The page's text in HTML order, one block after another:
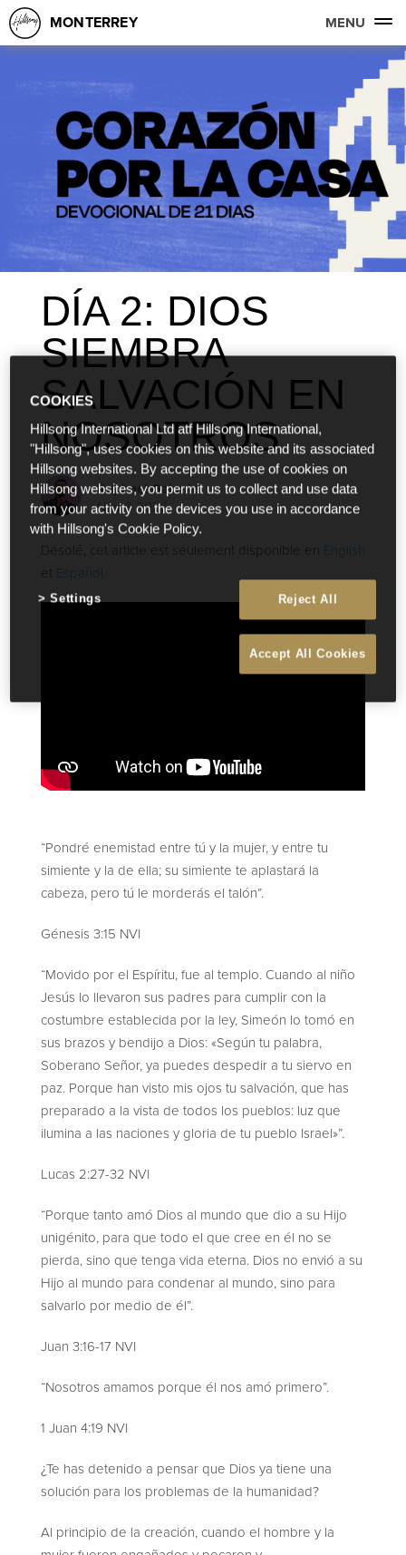
MONTERREY MENU
DÍA 2: DIOS
SIEMBRA
SALVACIÓN EN
NOSOTROS
Raphael Galante
Nov 8 2022
Désolé, cet article est seulement disponible en English
et Español.
“Pondré enemistad entre tú y la mujer, y entre tu
simiente y la de ella; su simiente te aplastará la
cabeza, pero tú le morderás el talón”.
Génesis 3:15 NVI
“Movido por el Espíritu, fue al templo. Cuando al niño
Jesús lo llevaron sus padres para cumplir con la
costumbre establecida por la ley, Simeón lo tomó en
sus brazos y bendijo a Dios: «Según tu palabra,
Soberano Señor, ya puedes despedir a tu siervo en
paz. Porque han visto mis ojos tu salvación, que has
preparado a la vista de todos los pueblos: luz que
ilumina a las naciones y gloria de tu pueblo Israel»”.
Lucas 2:27-32 NVI
“Porque tanto amó Dios al mundo que dio a su Hijo
unigénito, para que todo el que cree en él no se
pierda, sino que tenga vida eterna. Dios no envió a su
Hijo al mundo para condenar al mundo, sino para
salvarlo por medio de él”.
Juan 3:16-17 NVI
“Nosotros amamos porque él nos amó primero”.
1 Juan 4:19 NVI
¿Te has detenido a pensar que Dios ya tiene una
solución para los problemas de la humanidad?
Al principio de la creación, cuando el hombre y la
COOKIES
Hillsong International Ltd atf Hillsong International,
"Hillsong", uses cookies on this website and its associated
Hillsong websites. By accepting the use of cookies on
Hillsong websites, you permit us to collect and use data
from your activity on the devices you use in accordance
with Hillsong's Cookie Policy.
Reject All
Accept All Cookies
Settings